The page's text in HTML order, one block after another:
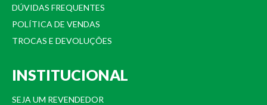
DÚVIDAS FREQUENTES
POLÍTICA DE VENDAS
TROCAS E DEVOLUÇÕES
INSTITUCIONAL
SEJA UM REVENDEDOR